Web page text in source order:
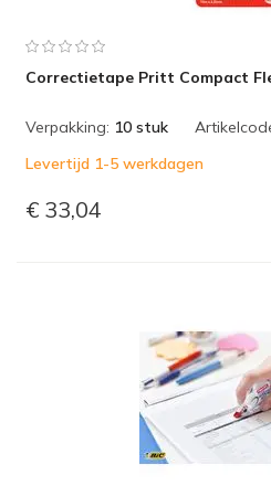
Correctietape Pritt Compact
Verpakking: 10 stuk
Levertijd 1-5 werkdagen
€ 33,04